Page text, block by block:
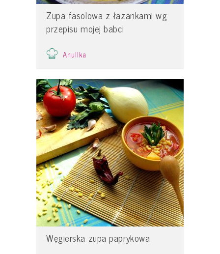
Zupa fasolowa z łazankami wg
przepisu mojej babci
Anullka
Węgierska zupa paprykowa